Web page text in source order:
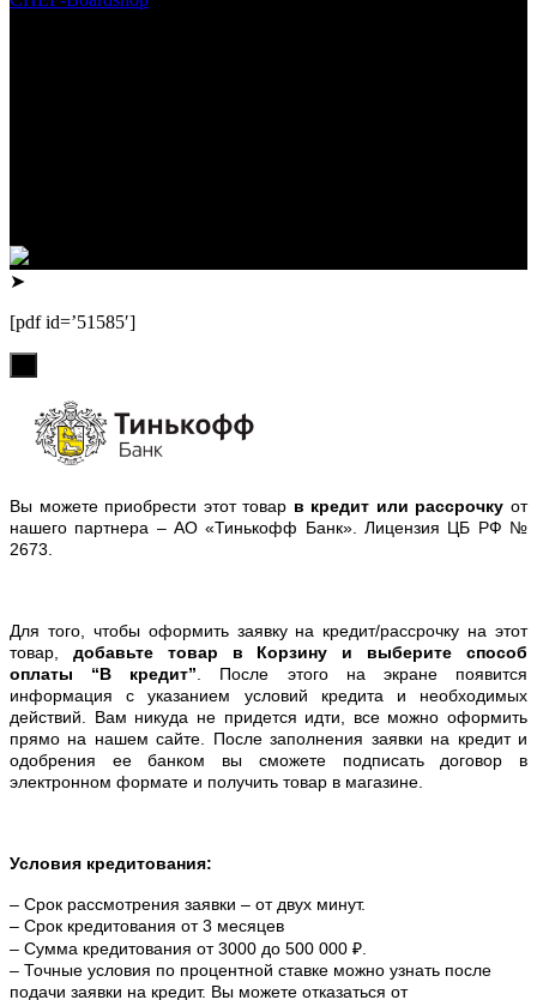
➤
[pdf id=’51585′]
Вы можете приобрести этот товар в кредит или рассрочку от
нашего партнера – АО «Тинькофф Банк». Лицензия ЦБ РФ №
2673.
Для того, чтобы оформить заявку на кредит/рассрочку на этот
товар, добавьте товар в Корзину и выберите способ
оплаты “В кредит” . После этого на экране появится
информация с указанием условий кредита и необходимых
действий. Вам никуда не придется идти, все можно оформить
прямо на нашем сайте. После заполнения заявки на кредит и
одобрения ее банком вы сможете подписать договор в
электронном формате и получить товар в магазине.
Условия кредитования:
– Срок рассмотрения заявки – от двух минут.
– Срок кредитования от 3 месяцев
– Сумма кредитования от 3000 до 500 000 ₽.
– Точные условия по процентной ставке можно узнать после
подачи заявки на кредит. Вы можете отказаться от